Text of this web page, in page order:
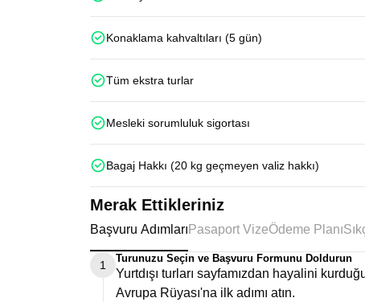
Konaklama kahvaltıları (5 gün)
Tüm ekstra turlar
Mesleki sorumluluk sigortası
Bagaj Hakkı (20 kg geçmeyen valiz hakkı)
Merak Ettikleriniz
Başvuru Adımları Pasaport VizeÖdeme Planı
1
Turunuzu Seçin ve Başvuru Formunu Doldurun
Yurtdışı turları sayfamızdan hayalini
Avrupa Rüyası'na ilk adımı atın.